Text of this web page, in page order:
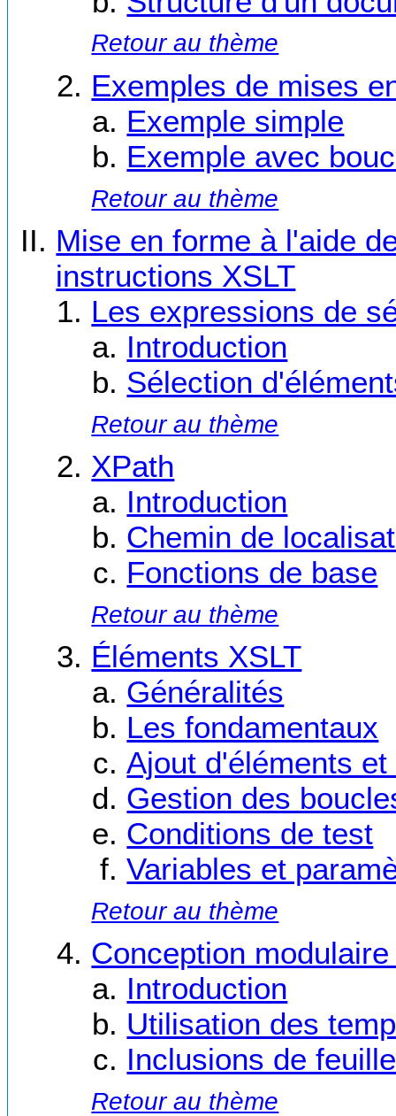
Retour au thème
Exemples de mises
Exemple simple
Exemple avec
Retour au thème
Mise en forme à l'aide
instructions XSLT
Les expressions de
Introduction
Sélection
Retour au thème
XPath
Introduction
Chemin de
Fonctions de base
Retour au thème
Éléments XSLT
Généralités
Les fondamentaux
Ajout d'éléments
Gestion des
Conditions de test
Variables et
Retour au thème
Conception
Introduction
Utilisation des
Inclusions de
Retour au thème